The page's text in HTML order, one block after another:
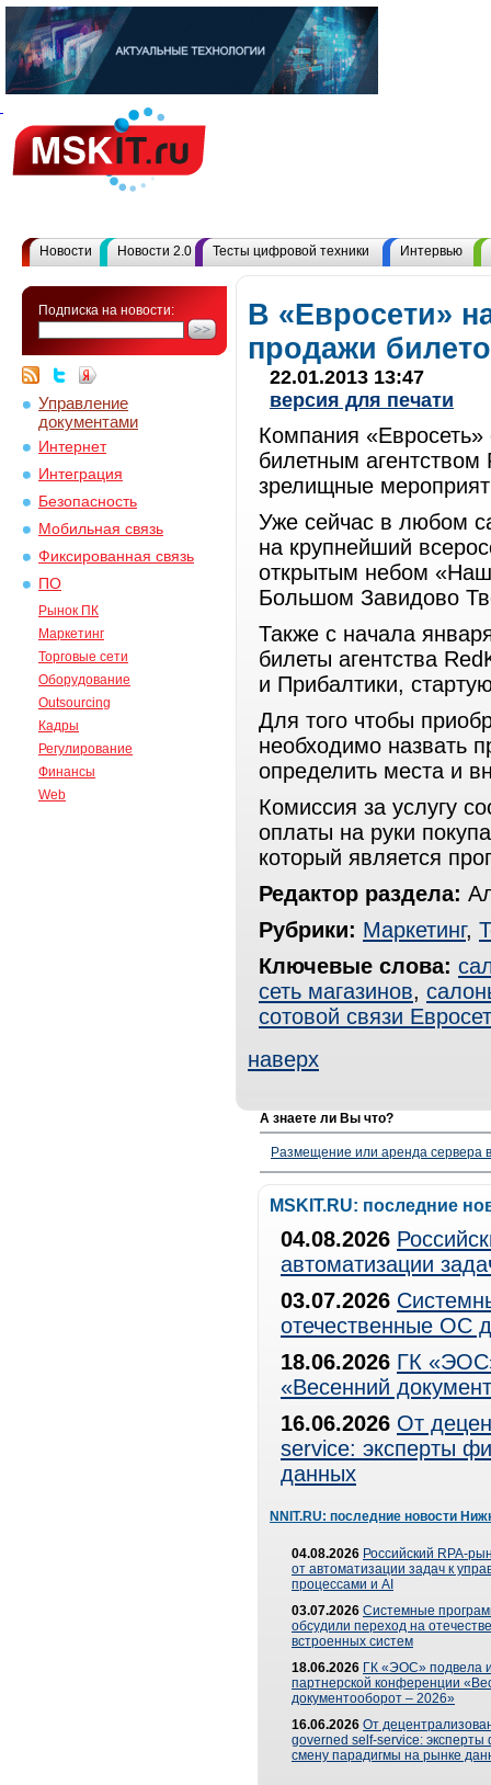
Новости Новости 2.0 Тесты цифровой техники Интервью
Подписка на новости:
Управление
документами
Интернет
Интеграция
Безопасность
Мобильная связь
Фиксированная связь
ПО
Рынок ПК
Маркетинг
Торговые сети
Оборудование
Outsourcing
Кадры
Регулирование
Финансы
Web
В «Евросети»
продажи
22.01.2013 13:47
версия для печати
Компания «Евросеть»
билетным
зрелищные
Уже сейчас в любом
на крупнейший
открытым небом
Большом Завидово
Также с начала
билеты агентства
и Прибалтики,
Для того чтобы
необходимо назвать
определить места и
Комиссия за услугу
оплаты на руки
который является
Редактор раздела:
Рубрики: Маркетинг,
Ключевые слова:
сеть магазинов,
сотовой связи
наверх
А знаете ли Вы что?
Размещение или аренда сервера
MSKIT.RU: последние
04.08.2026
автоматизации
03.07.2026
отечественные ОС
18.06.2026 ГК
«Весенний
16.06.2026 От
service: эксперты
данных
NNIT.RU: последние новости
04.08.2026 Российский RPA-
от автоматизации задач к
процессами и AI
03.07.2026 Системные
обсудили переход на
встроенных систем
18.06.2026 ГК «ЭОС» подвела
партнерской конференции
документооборот – 2026»
16.06.2026 От
governed self-service: эксперты
смену парадигмы на рынке